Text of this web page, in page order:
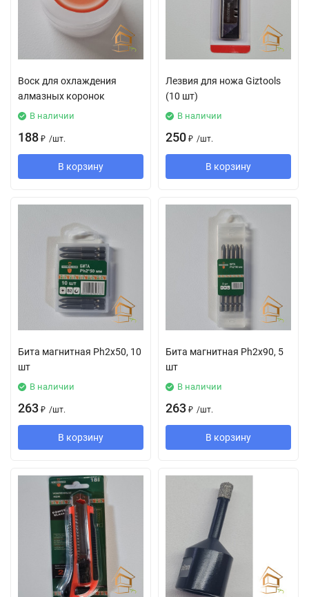
Воск для охлаждения
алмазных коронок
В наличии
188 ₽ /шт.
В корзину
Лезвия для ножа Giztools
(10 шт)
В наличии
250 ₽ /шт.
В корзину
Бита магнитная Ph2x50, 10
шт
В наличии
263 ₽ /шт.
В корзину
Бита магнитная Ph2x90, 5
шт
В наличии
263 ₽ /шт.
В корзину